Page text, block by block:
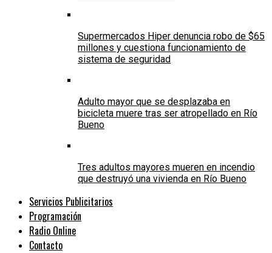
Supermercados Hiper denuncia robo de $65
millones y cuestiona funcionamiento de
sistema de seguridad
Adulto mayor que se desplazaba en
bicicleta muere tras ser atropellado en Río
Bueno
Tres adultos mayores mueren en incendio
que destruyó una vivienda en Río Bueno
Servicios Publicitarios
Programación
Radio Online
Contacto